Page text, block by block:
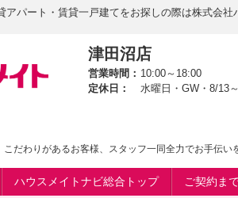
アパート・賃貸一戸建てをお探しの際は株式会
津田沼店
営業時間： 10:00～18:00
定休日：
水曜日・GW・8/13
だわりがあるお客様、スタッフ一同全力でお手伝
ハウスメイトナビ総合トップ ご契約ま